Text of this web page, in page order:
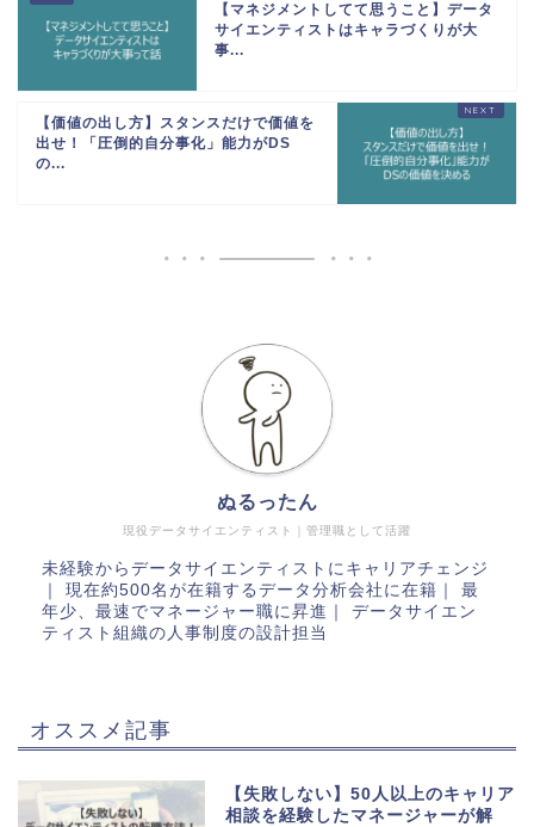
【マネジメントしてて思うこと】データ
サイエンティストはキャラづくりが大
事...
【価値の出し方】スタンスだけで価値を
出せ！「圧倒的自分事化」能力がDS
の...
現役データサイエンティスト｜管理職として活躍
ぬるったん
未経験からデータサイエンティストにキャリアチェンジ
｜ 現在約500名が在籍するデータ分析会社に在籍｜ 最
年少、最速でマネージャー職に昇進｜ データサイエン
ティスト組織の人事制度の設計担当
オススメ記事
【失敗しない】50人以上のキャリア
相談を経験したマネージャーが解